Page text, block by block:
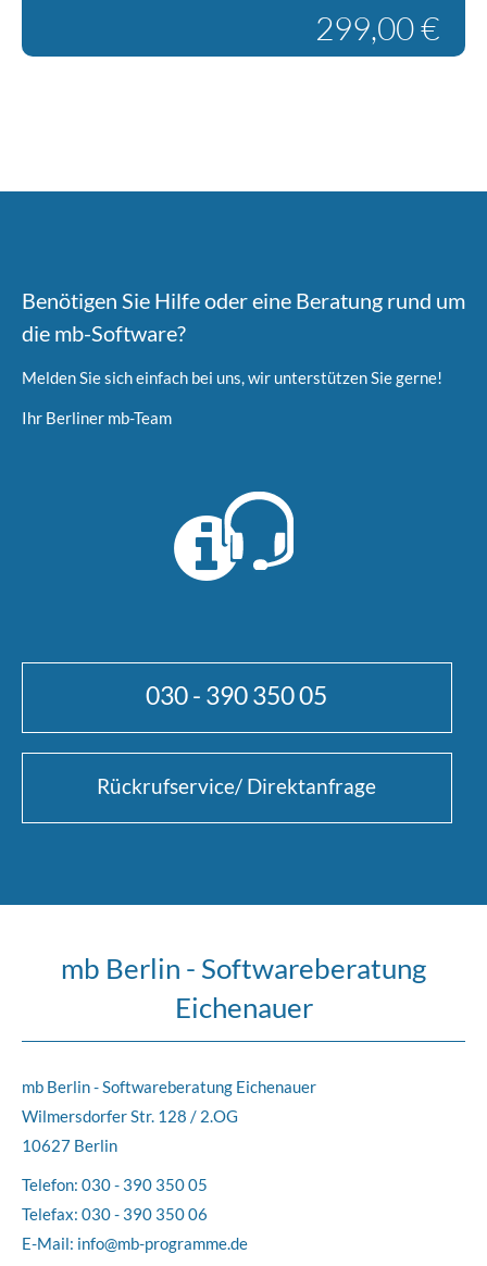
299,00 €
Benötigen Sie Hilfe oder eine Beratung rund um
die mb-Software?
Melden Sie sich einfach bei uns, wir unterstützen Sie gerne!
Ihr Berliner mb-Team
030 - 390 350 05
Rückrufservice/ Direktanfrage
mb Berlin - Softwareberatung
Eichenauer
mb Berlin - Softwareberatung Eichenauer
Wilmersdorfer Str. 128 / 2.OG
10627 Berlin
Telefon: 030 - 390 350 05
Telefax: 030 - 390 350 06
E-Mail: info@mb-programme.de